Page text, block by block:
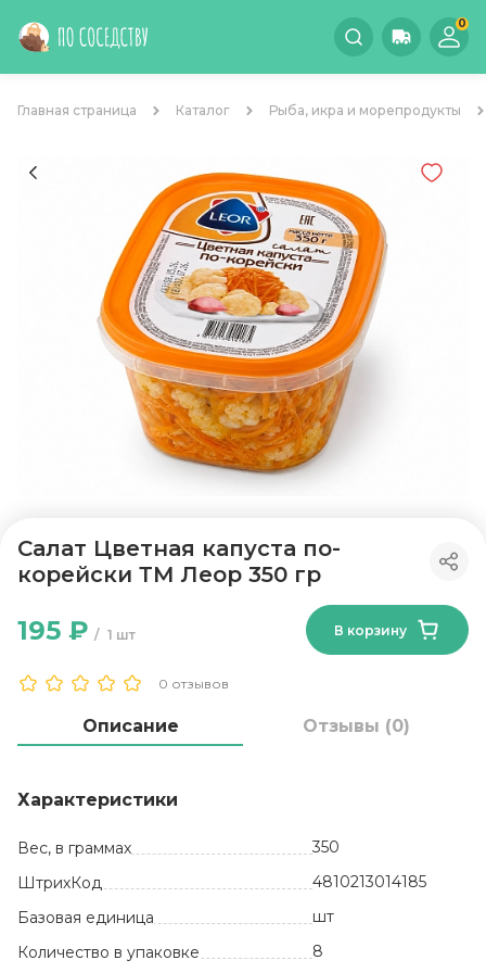
0
Главная страница Каталог Рыба, икра и морепродукты
Салат Цветная капуста по-
корейски ТМ Леор 350 гр
0 отзывов
1 шт
195 ₽ В корзину
Описание Отзывы (0)
Характеристики
Вес, в граммах
350
ШтрихКод
4810213014185
Базовая единица
шт
Количество в упаковке
8